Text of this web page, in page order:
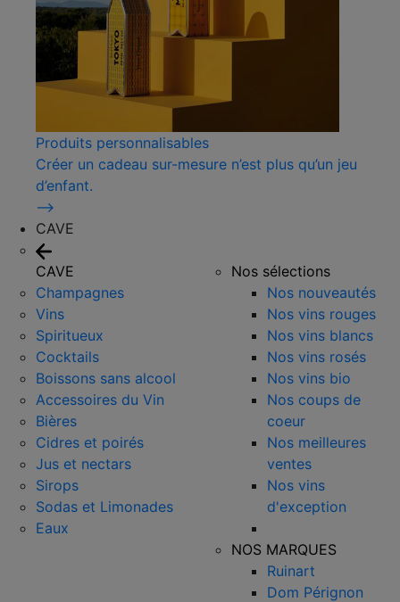
Produits personnalisables
Créer un cadeau sur-mesure n’est plus qu’un jeu
d’enfant.
⟶
CAVE
CAVE
Champagnes
Vins
Spiritueux
Cocktails
Boissons sans alcool
Accessoires du Vin
Bières
Cidres et poirés
Jus et nectars
Sirops
Sodas et Limonades
Eaux
Nos sélections
Nos nouveautés
Nos vins rouges
Nos vins blancs
Nos vins rosés
Nos vins bio
Nos coups de
coeur
Nos meilleures
ventes
Nos vins
d'exception
NOS MARQUES
Ruinart
Dom Pérignon